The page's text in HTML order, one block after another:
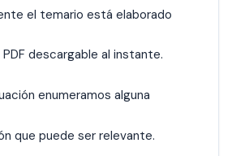
el temario está elaborado
descargable al instante.
enumeramos alguna
que puede ser relevante.